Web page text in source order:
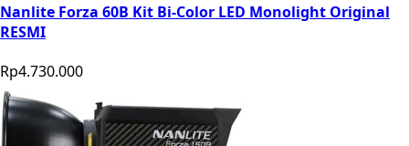
Nanlite Forza 60B Kit Bi-Color LED Monolight Original
RESMI
Rp4.730.000